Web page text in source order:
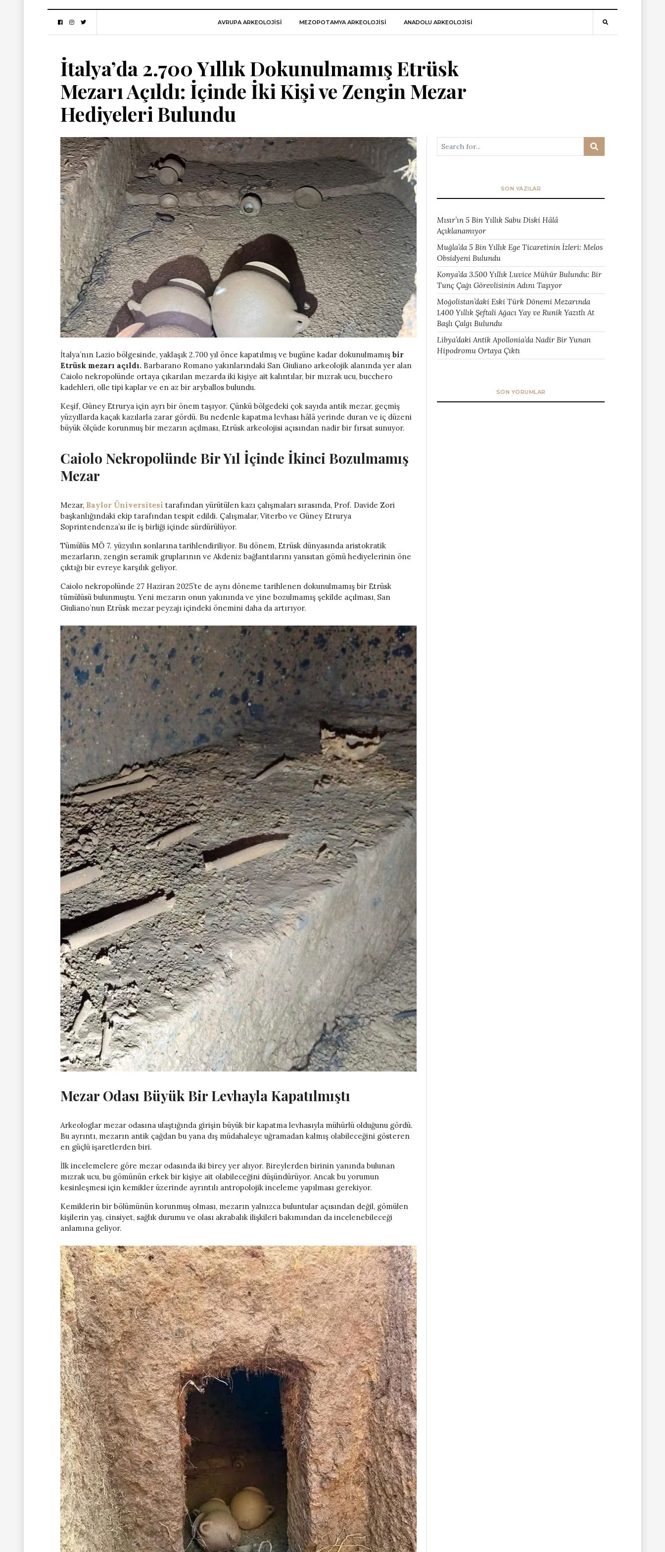
AVRUPA ARKEOLOJISI MEZOPOTAMYA ARKEOLOJISI ANADOLU ARKEOLOJİSİ
İtalya’da 2.700 Yıllık Dokunulmamış Etrüsk
Mezarı Açıldı: İçinde İki Kişi ve Zengin Mezar
Hediyeleri Bulundu
İtalya’nın Lazio bölgesinde, yaklaşık 2.700 yıl önce kapatılmış ve bugüne kadar dokunulmamış bir
Etrüsk mezarı açıldı. Barbarano Romano yakınlarındaki San Giuliano arkeolojik alanında yer alan
Caiolo nekropolünde ortaya çıkarılan mezarda iki kişiye ait kalıntılar, bir mızrak ucu, bucchero
kadehleri, olle tipi kaplar ve en az bir aryballos bulundu.
Keşif, Güney Etrurya için ayrı bir önem taşıyor. Çünkü bölgedeki çok sayıda antik mezar, geçmiş
yüzyıllarda kaçak kazılarla zarar gördü. Bu nedenle kapatma levhası hâlâ yerinde duran ve iç düzeni
büyük ölçüde korunmuş bir mezarın açılması, Etrüsk arkeolojisi açısından nadir bir fırsat sunuyor.
Caiolo Nekropolünde Bir Yıl İçinde İkinci Bozulmamış
Mezar
Mezar, Baylor Üniversitesi tarafından yürütülen kazı çalışmaları sırasında, Prof. Davide Zori
başkanlığındaki ekip tarafından tespit edildi. Çalışmalar, Viterbo ve Güney Etrurya
Soprintendenza’sı ile iş birliği içinde sürdürülüyor.
Tümülüs MÖ 7. yüzyılın sonlarına tarihlendiriliyor. Bu dönem, Etrüsk dünyasında aristokratik
mezarların, zengin seramik gruplarının ve Akdeniz bağlantılarını yansıtan gömü hediyelerinin öne
çıktığı bir evreye karşılık geliyor.
Caiolo nekropolünde 27 Haziran 2025’te de aynı döneme tarihlenen dokunulmamış bir Etrüsk
tümülüsü bulunmuştu. Yeni mezarın onun yakınında ve yine bozulmamış şekilde açılması, San
Giuliano’nun Etrüsk mezar peyzajı içindeki önemini daha da artırıyor.
Mezar Odası Büyük Bir Levhayla Kapatılmıştı
Arkeologlar mezar odasına ulaştığında girişin büyük bir kapatma levhasıyla mühürlü olduğunu gördü.
Bu ayrıntı, mezarın antik çağdan bu yana dış müdahaleye uğramadan kalmış olabileceğini gösteren
en güçlü işaretlerden biri.
İlk incelemelere göre mezar odasında iki birey yer alıyor. Bireylerden birinin yanında bulunan
mızrak ucu, bu gömünün erkek bir kişiye ait olabileceğini düşündürüyor. Ancak bu yorumun
kesinleşmesi için kemikler üzerinde ayrıntılı antropolojik inceleme yapılması gerekiyor.
Kemiklerin bir bölümünün korunmuş olması, mezarın yalnızca buluntular açısından değil, gömülen
kişilerin yaş, cinsiyet, sağlık durumu ve olası akrabalık ilişkileri bakımından da incelenebileceği
anlamına geliyor.
SON YAZILAR
Mısır’ın 5 Bin Yıllık Sabu Diski Hâlâ
Açıklanamıyor
Muğla’da 5 Bin Yıllık Ege Ticaretinin İzleri: Melos
Obsidyeni Bulundu
Konya’da 3.500 Yıllık Luvice Mühür Bulundu: Bir
Tunç Çağı Görevlisinin Adını Taşıyor
Moğolistan’daki Eski Türk Dönemi Mezarında
1.400 Yıllık Şeftali Ağacı Yay ve Runik Yazıtlı At
Başlı Çalgı Bulundu
Libya’daki Antik Apollonia’da Nadir Bir Yunan
Hipodromu Ortaya Çıktı
SON YORUMLAR